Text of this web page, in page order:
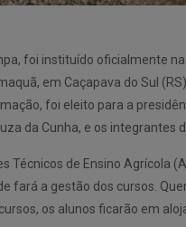
foi instituído oficialmente
em Caçapava do Sul
foi eleito para a
da Cunha, e os integrantes
Técnicos de Ensino Agrícola
fará a gestão dos cursos.
os alunos ficarão em